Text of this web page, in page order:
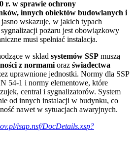
r. w sprawie ochrony
innych obiektów budowlanych i
wskazuje, w jakich typach
pożaru jest obowiązkowy
musi spełniać instalacja.
w skład systemów SSP muszą
z normami oraz świadectwa
uprawnione jednostki. Normy dla SSP
54-1 i normy elementowe, które
central i sygnalizatorów. System
od innych instalacji w budynku, co
nawet w sytuacjach awaryjnych.
isap.nsf/DocDetails.xsp?